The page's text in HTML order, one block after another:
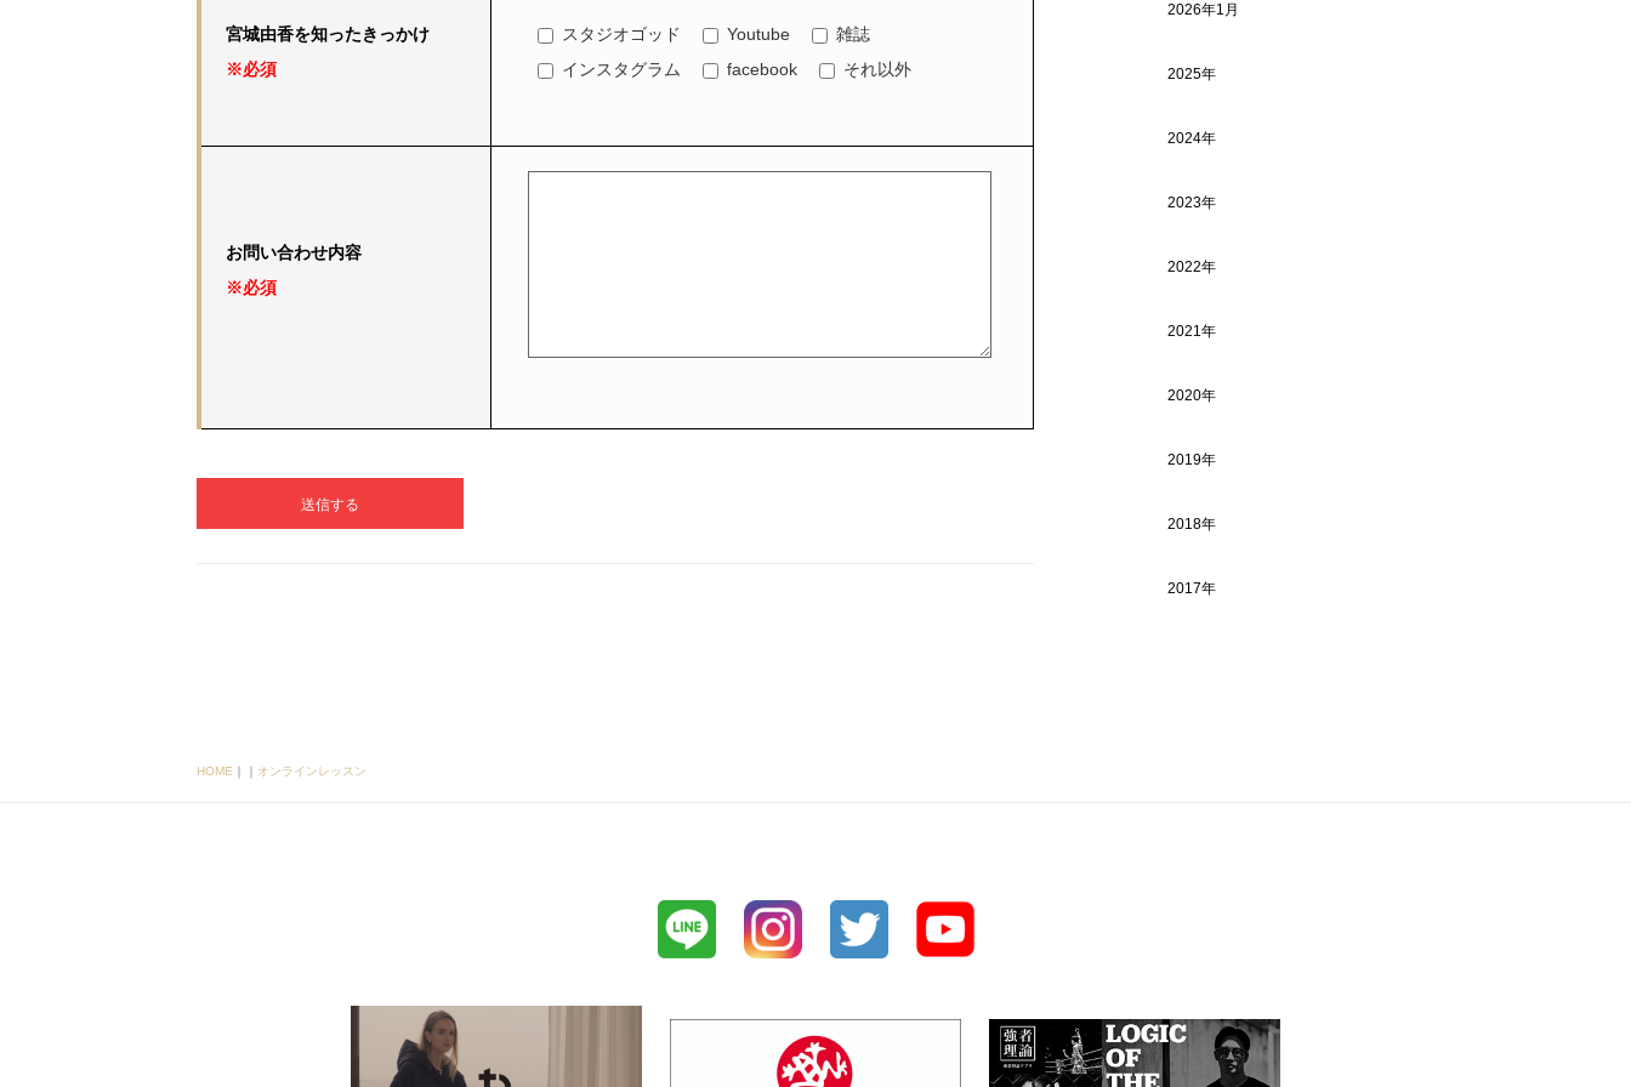
宮城由香を知ったきっかけ
※必須
スタジオゴッド Youtube
雑誌
インスタグラム
facebook それ以外
お問い合わせ内容
※必須
2026年1月
2025年
2024年
2023年
2022年
2021年
2020年
2019年
2018年
2017年
HOME ｜ ｜ オンラインレッスン